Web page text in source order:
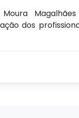
dos